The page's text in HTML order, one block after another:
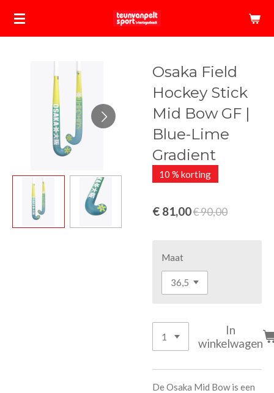
Ga
hoofdinhoud
Osaka Field
Hockey Stick
Mid Bow GF |
Blue-Lime
Gradient
10 % korting
€ 81,00€ 90,00
Maat
In
winkelwagen
De Osaka Mid Bow is een